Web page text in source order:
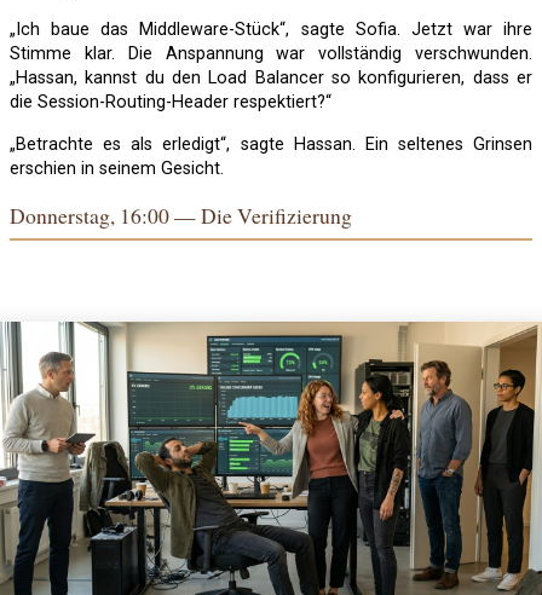
„Ich baue das Middleware-Stück“, sagte Sofia. Jetzt war ihre
Stimme klar. Die Anspannung war vollständig verschwunden.
„Hassan, kannst du den Load Balancer so konfigurieren, dass er
die Session-Routing-Header respektiert?“
„Betrachte es als erledigt“, sagte Hassan. Ein seltenes Grinsen
erschien in seinem Gesicht.
Donnerstag, 16:00 — Die Verifizierung